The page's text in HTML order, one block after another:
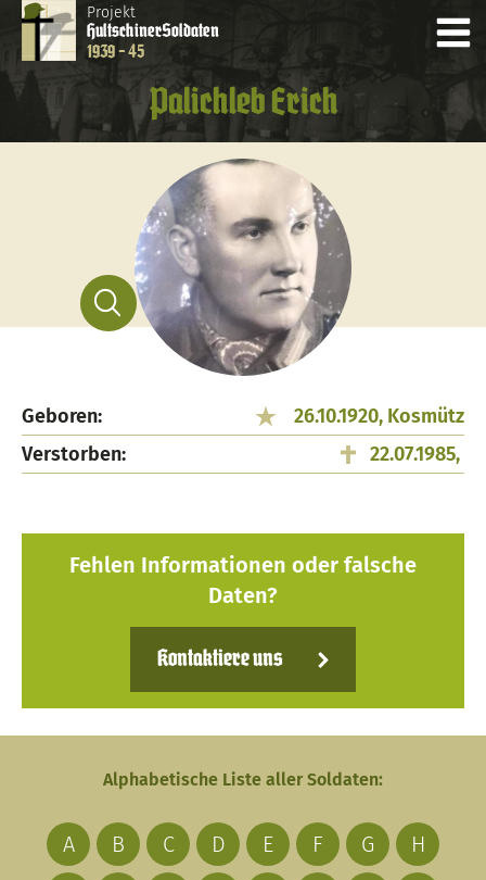
Projekt
HultschinerSoldaten
1939 - 45
Palichleb Erich
Geboren:
26.10.1920, Kosmütz
Verstorben:
22.07.1985,
Fehlen Informationen oder falsche
Daten?
Kontaktiere uns
Alphabetische Liste aller Soldaten:
A B C D E F G
H